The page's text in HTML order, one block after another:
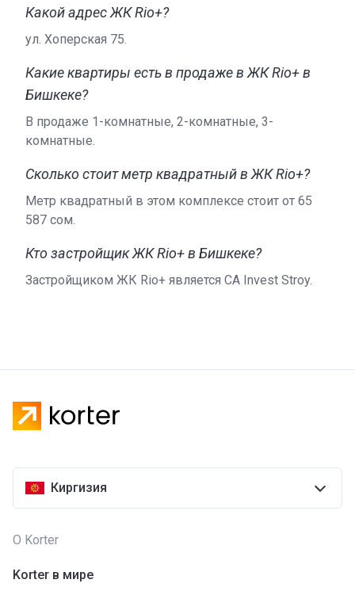
Какой адрес ЖК Rio+?
ул. Хоперская 75.
Какие квартиры есть в продаже в ЖК Rio+ в
Бишкеке?
В продаже 1-комнатные, 2-комнатные, 3-
комнатные.
Сколько стоит метр квадратный в ЖК Rio+?
Метр квадратный в этом комплексе стоит от ‍65
587 сом.
Кто застройщик ЖК Rio+ в Бишкеке?
Застройщиком ЖК Rio+ является CA Invest Stroy.
Киргизия
О Korter
Korter в мире